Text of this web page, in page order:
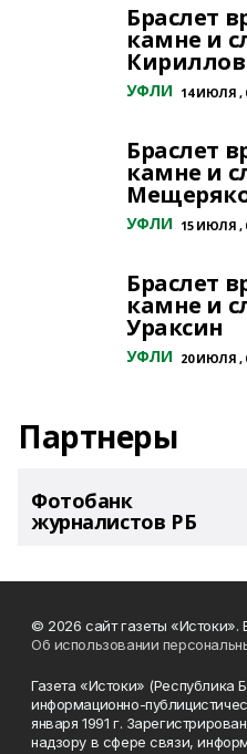
Браслет
камне и
УФЛИ 14 ИЮЛЯ ,
Браслет
камне и
УФЛИ 15 ИЮЛЯ ,
Браслет
камне и
Ураксин
УФЛИ 20 ИЮЛЯ ,
Партнеры
Фотобанк
журналистов РБ
© 2026 сайт газеты «Истоки».
Об использовании
Газета «Истоки» (Республика
информационно-
января 1991 г.
надзору в сфере связи,